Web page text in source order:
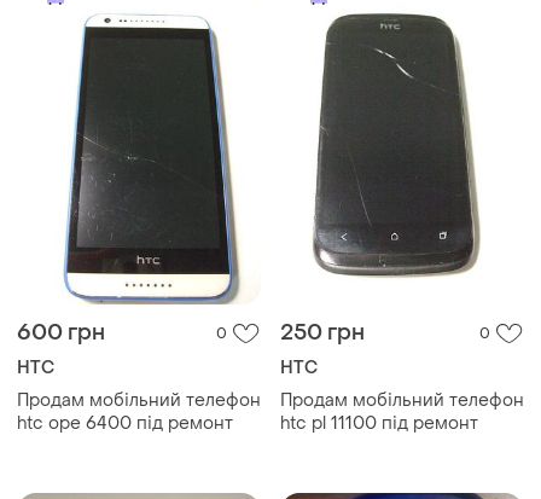
600 грн 0
HTC
Продам мобільний телефон
htc ope 6400 під ремонт
250 грн 0
HTC
Продам мобільний телефон
htc pl 11100 під ремонт